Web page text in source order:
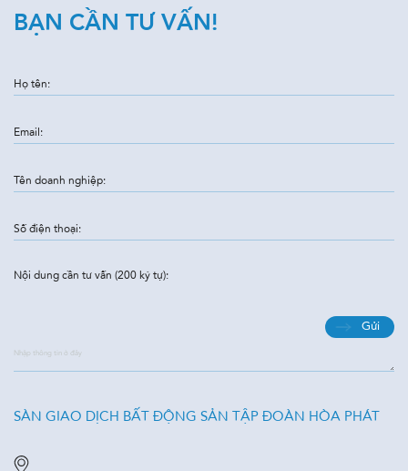
BẠN CẦN TƯ VẤN!
Họ tên:
Email:
Tên doanh nghiệp:
Số điện thoại:
Nội dung cần tư vấn (200 ký tự):
Nhập thông tin ở đây
Gửi
SÀN GIAO DỊCH BẤT ĐỘNG SẢN TẬP ĐOÀN HÒA PHÁT